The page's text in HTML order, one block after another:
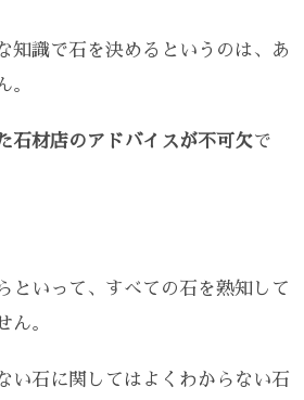
知識で石を決めるというのは、あ
。
石材店のアドバイスが不可欠で
といって、すべての石を熟知して
ん。
い石に関してはよくわからない石